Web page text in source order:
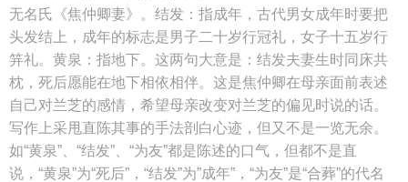
无名氏《焦仲卿妻》。结发：指成年，古代男女成年时要把
头发结上，成年的标志是男子二十岁行冠礼，女子十五岁行
笄礼。黄泉：指地下。这两句大意是：结发夫妻生时同床共
枕，死后愿能在地下相依相伴。这是焦仲卿在母亲面前表述
自己对兰芝的感情，希望母亲改变对兰芝的偏见时说的话。
写作上采甩直陈其事的手法剖白心迹，但又不是一览无余。
如“黄泉”、“结发”、“为友”都是陈述的口气，但都不是直
说，“黄泉”为“死后”，“结发”为”成年”，“为友”是“合葬”的代名